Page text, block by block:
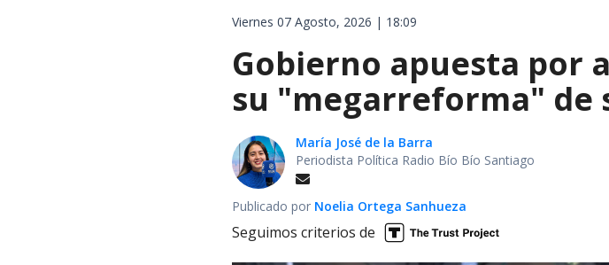
Viernes 07 Agosto, 2026 | 18:09
Gobierno apuesta por
su "megarreforma" de
María José de la Barra
Periodista Política Radio Bío Bío Santiago
Publicado por Noelia Ortega Sanhueza
Seguimos criterios de